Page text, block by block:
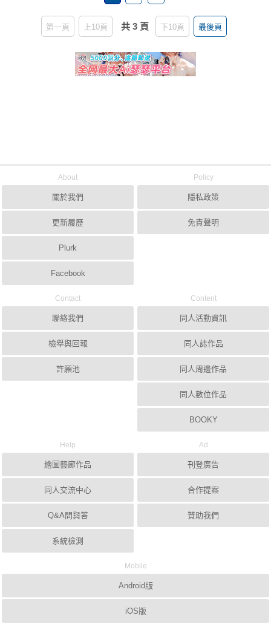
第一頁 上10頁 共 3 頁 下10頁 最後頁
About
關於我們
更新履歷
Plurk
Facebook
Policy
隱私政策
免責聲明
Contact
聯絡我們
檢舉與回報
許願池
Content
同人活動資訊
同人誌作品
同人周邊作品
同人數位作品
BOOKY
Help
繪圖藝廊作品
同人交流中心
Q&A問與答
系統檢測
Ad
刊登廣告
合作提案
贊助我們
Mobile
Android版
iOS版